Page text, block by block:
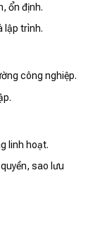
ổn định.
lập trình.
công nghiệp.
linh hoạt.
sao lưu